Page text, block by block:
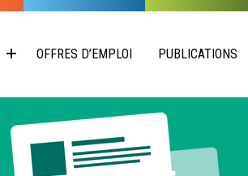
OFFRES D’EMPLOI PUBLICATIONS